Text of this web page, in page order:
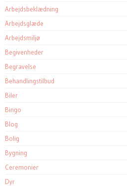
Arbejdsbeklædning
Arbejdsglæde
Arbejdsmiljø
Begivenheder
Begravelse
Behandlingstilbud
Biler
Bingo
Blog
Bolig
Bygning
Ceremonier
Dyr